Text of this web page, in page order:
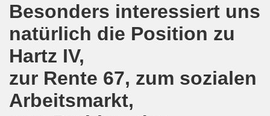
Besonders interessiert uns
natürlich die Position zu
Hartz IV,
zur Rente 67, zum sozialen
Arbeitsmarkt,
Bewegung reiht sich ein am 08.06.2020 in weltweite
Bewegung am 08.06.2020 im Zeichen der Solidarität
am 25.05.2020: Jetzt erst RECHT die